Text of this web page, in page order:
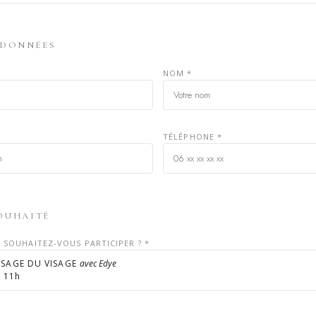
NOM *
TÉLÉPHONE *
SOUHAITEZ-VOUS PARTICIPER ? *
DU VISAGE avec Edye